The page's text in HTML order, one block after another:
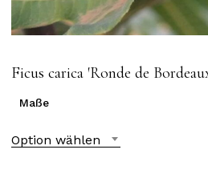
Ficus carica ′Ronde de
Maße
Option wählen